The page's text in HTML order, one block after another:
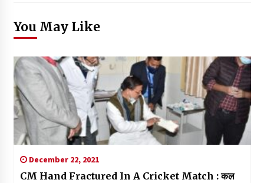
You May Like
December 22, 2021
CM Hand Fractured In A Cricket Match : कल